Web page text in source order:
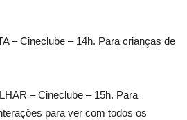
– Cineclube – 14h. Para crianças de
– Cineclube – 15h. Para
para ver com todos os